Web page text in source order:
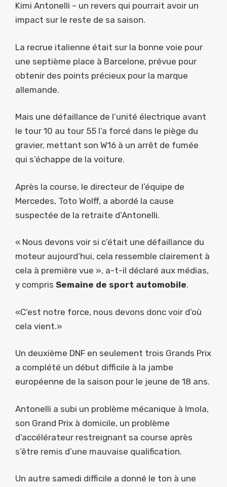
Kimi Antonelli – un revers qui pourrait avoir un
impact sur le reste de sa saison.
La recrue italienne était sur la bonne voie pour
une septième place à Barcelone, prévue pour
obtenir des points précieux pour la marque
allemande.
Mais une défaillance de l’unité électrique avant
le tour 10 au tour 55 l’a forcé dans le piège du
gravier, mettant son W16 à un arrêt de fumée
qui s’échappe de la voiture.
Après la course, le directeur de l’équipe de
Mercedes, Toto Wolff, a abordé la cause
suspectée de la retraite d’Antonelli.
« Nous devons voir si c’était une défaillance du
moteur aujourd’hui, cela ressemble clairement à
cela à première vue », a-t-il déclaré aux médias,
y compris Semaine de sport automobile.
«C’est notre force, nous devons donc voir d’où
cela vient.»
Un deuxième DNF en seulement trois Grands Prix
a complété un début difficile à la jambe
européenne de la saison pour le jeune de 18 ans.
Antonelli a subi un problème mécanique à Imola,
son Grand Prix à domicile, un problème
d’accélérateur restreignant sa course après
s’être remis d’une mauvaise qualification.
Un autre samedi difficile a donné le ton à une